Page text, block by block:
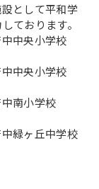
として平和学
ております。
中中央小学校
中央小学校
南小学校
ヶ丘中学校